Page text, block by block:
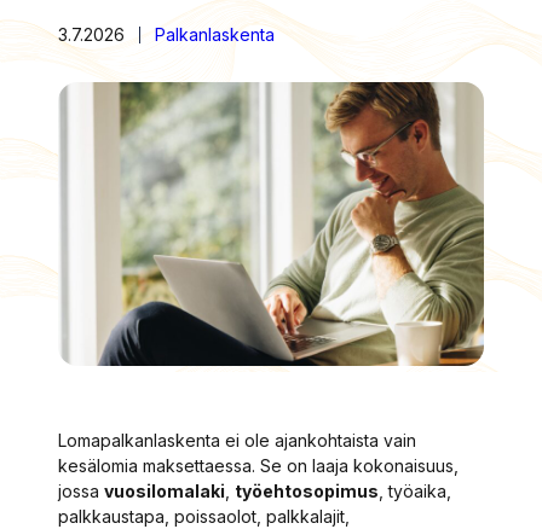
3.7.2026 Palkanlaskenta
Lomapalkanlaskenta ei ole ajankohtaista vain
kesälomia maksettaessa. Se on laaja kokonaisuus,
jossa vuosilomalaki työehtosopimus , työaika,
palkkaustapa, poissaolot, palkkalajit,